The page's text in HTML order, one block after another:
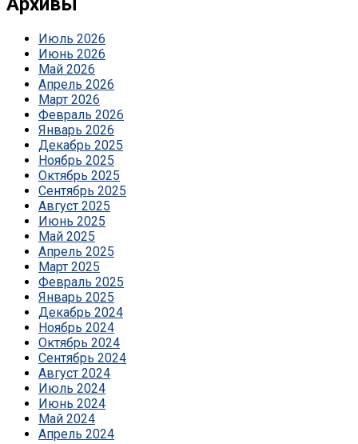
Июль 2026
Июнь 2026
Май 2026
Апрель 2026
Март 2026
Февраль 2026
Январь 2026
Декабрь 2025
Ноябрь 2025
Октябрь 2025
Сентябрь 2025
Август 2025
Июнь 2025
Май 2025
Апрель 2025
Март 2025
Февраль 2025
Январь 2025
Декабрь 2024
Ноябрь 2024
Октябрь 2024
Сентябрь 2024
Август 2024
Июль 2024
Июнь 2024
Май 2024
Апрель 2024